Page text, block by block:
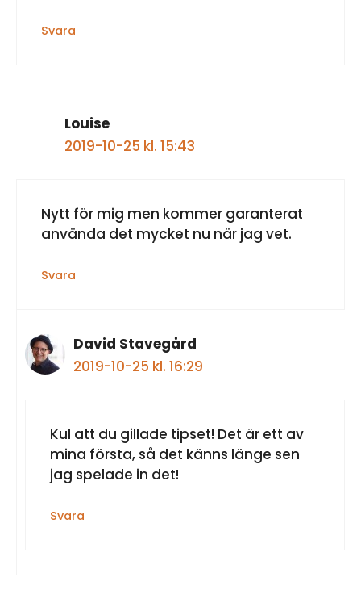
Svara
Louise
2019-10-25 kl. 15:43
Nytt för mig men kommer garanterat
använda det mycket nu när jag vet.
Svara
David Stavegård
2019-10-25 kl. 16:29
Kul att du gillade tipset! Det är ett av
mina första, så det känns länge sen
jag spelade in det!
Svara